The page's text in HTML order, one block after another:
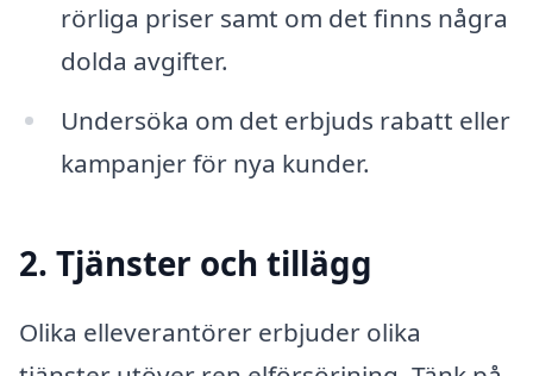
rörliga priser samt om det finns några
dolda avgifter.
Undersöka om det erbjuds rabatt eller
kampanjer för nya kunder.
2. Tjänster och tillägg
Olika elleverantörer erbjuder olika